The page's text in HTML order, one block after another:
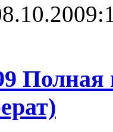
Полная